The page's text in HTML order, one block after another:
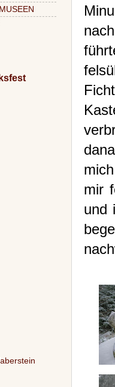
mir
und